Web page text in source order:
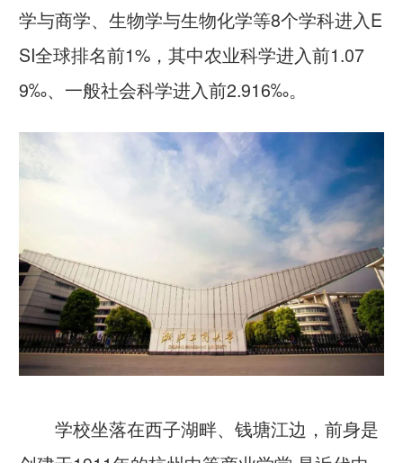
学与商学、生物学与生物化学等8个学科进入E
SI全球排名前1%，其中农业科学进入前1.07
9‰、一般社会科学进入前2.916‰。
学校坐落在西子湖畔、钱塘江边，前身是